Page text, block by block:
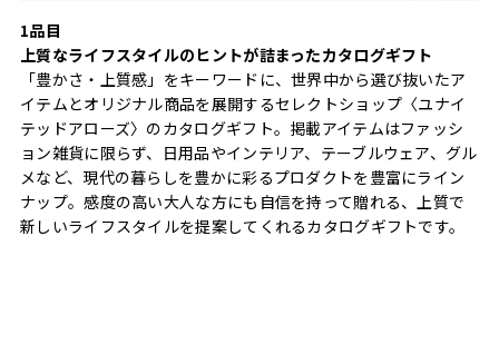
1品目
上質なライフスタイルのヒントが詰まったカタログギフト
「豊かさ・上質感」をキーワードに、世界中から選び抜いたア
イテムとオリジナル商品を展開するセレクトショップ〈ユナイ
テッドアローズ〉のカタログギフト。掲載アイテムはファッシ
ョン雑貨に限らず、日用品やインテリア、テーブルウェア、グル
メなど、現代の暮らしを豊かに彩るプロダクトを豊富にライン
ナップ。感度の高い大人な方にも自信を持って贈れる、上質で
新しいライフスタイルを提案してくれるカタログギフトです。